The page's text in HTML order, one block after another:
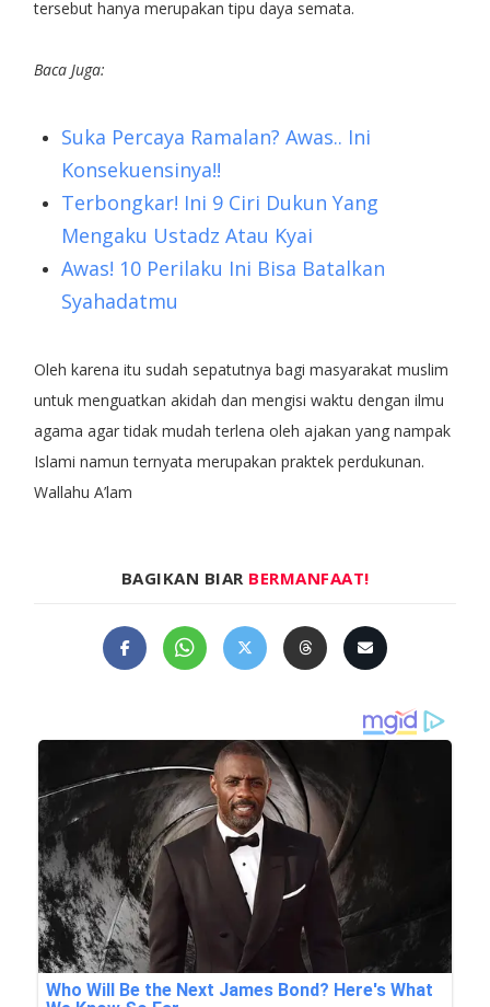
tersebut hanya merupakan tipu daya semata.
Baca Juga:
Suka Percaya Ramalan? Awas.. Ini
Konsekuensinya!!
Terbongkar! Ini 9 Ciri Dukun Yang
Mengaku Ustadz Atau Kyai
Awas! 10 Perilaku Ini Bisa Batalkan
Syahadatmu
Oleh karena itu sudah sepatutnya bagi masyarakat muslim
untuk menguatkan akidah dan mengisi waktu dengan ilmu
agama agar tidak mudah terlena oleh ajakan yang nampak
Islami namun ternyata merupakan praktek perdukunan.
Wallahu A’lam
BAGIKAN BIAR BERMANFAAT!